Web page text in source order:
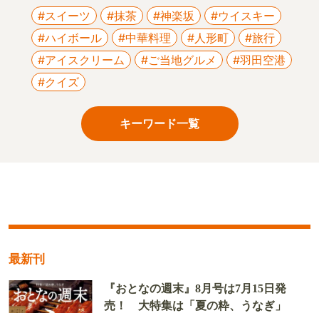
#スイーツ #抹茶 #神楽坂
#ウイスキー
#ハイボール
#中華料理 #人形町
#旅行
#アイスクリーム
#ご当地グルメ
#羽田空港
#クイズ
キーワード一覧
最新刊
『おとなの週末』8月号は7月15日発
売！ 大特集は「夏の粋、うなぎ」